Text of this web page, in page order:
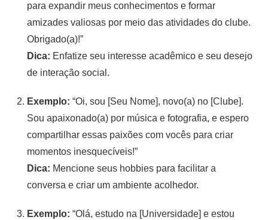
para expandir meus conhecimentos e formar
amizades valiosas por meio das atividades do clube.
Obrigado(a)!”
Dica: Enfatize seu interesse acadêmico e seu desejo
de interação social.
Exemplo: “Oi, sou [Seu Nome], novo(a) no [Clube].
Sou apaixonado(a) por música e fotografia, e espero
compartilhar essas paixões com vocês para criar
momentos inesquecíveis!”
Dica: Mencione seus hobbies para facilitar a
conversa e criar um ambiente acolhedor.
Exemplo: “Olá, estudo na [Universidade] e estou